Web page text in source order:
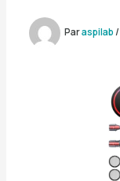
Paraspilab/